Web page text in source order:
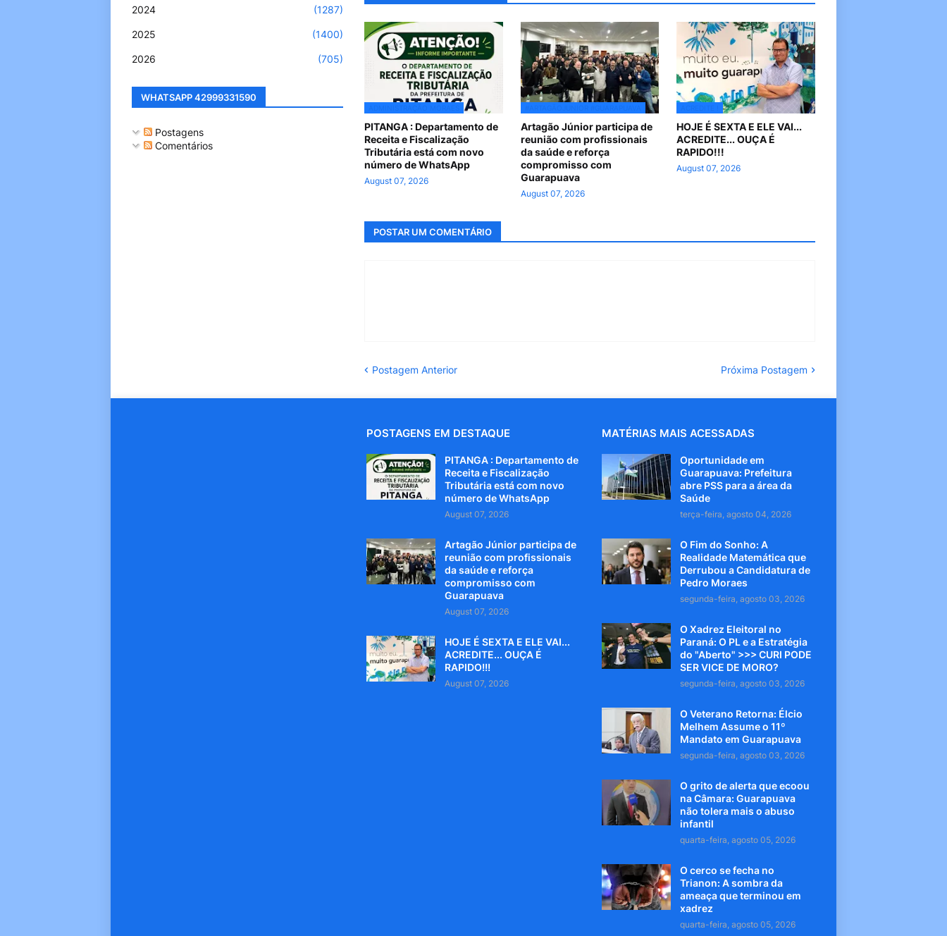
PITANGA : Departamento de
Receita e Fiscalização
Tributária está com novo
número de WhatsApp
August 07, 2026
Artagão Júnior participa de
reunião com profissionais
da saúde e reforça
compromisso com
Guarapuava
August 07, 2026
HOJE É SEXTA E ELE VAI...
ACREDITE... OUÇA É
RAPIDO!!!
August 07, 2026
POSTAR UM COMENTÁRIO
Postagem Anterior Próxima Postagem
2024 (1287)
2025 (1400)
2026 (705)
WHATSAPP 42999331590
Postagens
Comentários
POSTAGENS EM DESTAQUE
PITANGA : Departamento de
Receita e Fiscalização
Tributária está com novo
número de WhatsApp
August 07, 2026
Artagão Júnior participa de
reunião com profissionais
da saúde e reforça
compromisso com
Guarapuava
August 07, 2026
HOJE É SEXTA E ELE VAI...
ACREDITE... OUÇA É
RAPIDO!!!
August 07, 2026
MATÉRIAS MAIS ACESSADAS
Oportunidade em
Guarapuava: Prefeitura
abre PSS para a área da
Saúde
terça-feira, agosto 04, 2026
O Fim do Sonho: A
Realidade Matemática que
Derrubou a Candidatura de
Pedro Moraes
segunda-feira, agosto 03, 2026
O Xadrez Eleitoral no
Paraná: O PL e a Estratégia
do "Aberto" >>> CURI PODE
SER VICE DE MORO?
segunda-feira, agosto 03, 2026
O Veterano Retorna: Élcio
Melhem Assume o 11º
Mandato em Guarapuava
segunda-feira, agosto 03, 2026
O grito de alerta que ecoou
na Câmara: Guarapuava
não tolera mais o abuso
infantil
quarta-feira, agosto 05, 2026
O cerco se fecha no
Trianon: A sombra da
ameaça que terminou em
xadrez
quarta-feira, agosto 05, 2026